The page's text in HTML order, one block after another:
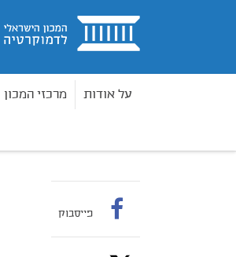
בית
על אודות מרכזי המכון
פייסבוק